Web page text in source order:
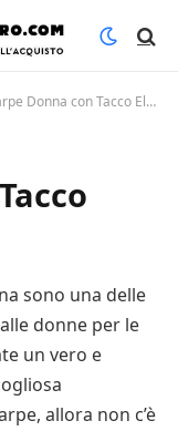
Donna con Tacco Eleganti
sono una delle
donne per le
un vero e
allora non c’è